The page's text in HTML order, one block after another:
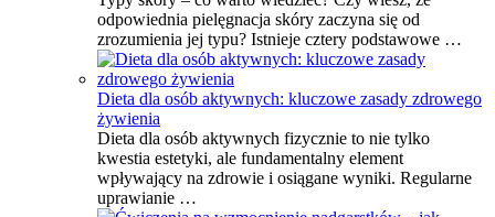
odpowiednia pielęgnacja skóry zaczyna się od
zrozumienia jej typu? Istnieje cztery podstawowe …
Dieta dla osób aktywnych: kluczowe zasady zdrowego
żywienia
Dieta dla osób aktywnych fizycznie to nie tylko
kwestia estetyki, ale fundamentalny element
wpływający na zdrowie i osiągane wyniki. Regularne
uprawianie …